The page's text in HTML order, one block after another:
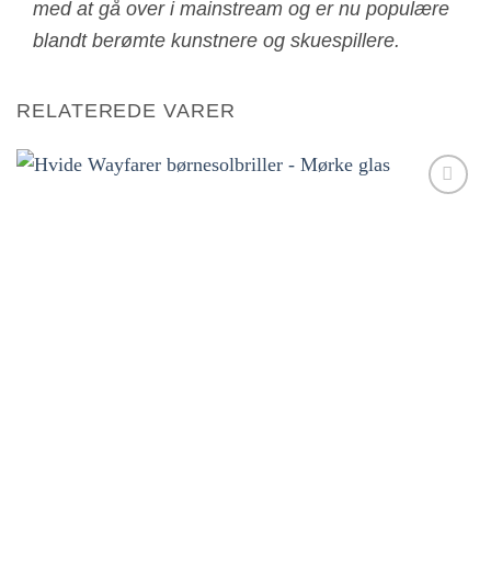
med at gå over i mainstream og er nu populære
blandt berømte kunstnere og skuespillere.
RELATEREDE VARER